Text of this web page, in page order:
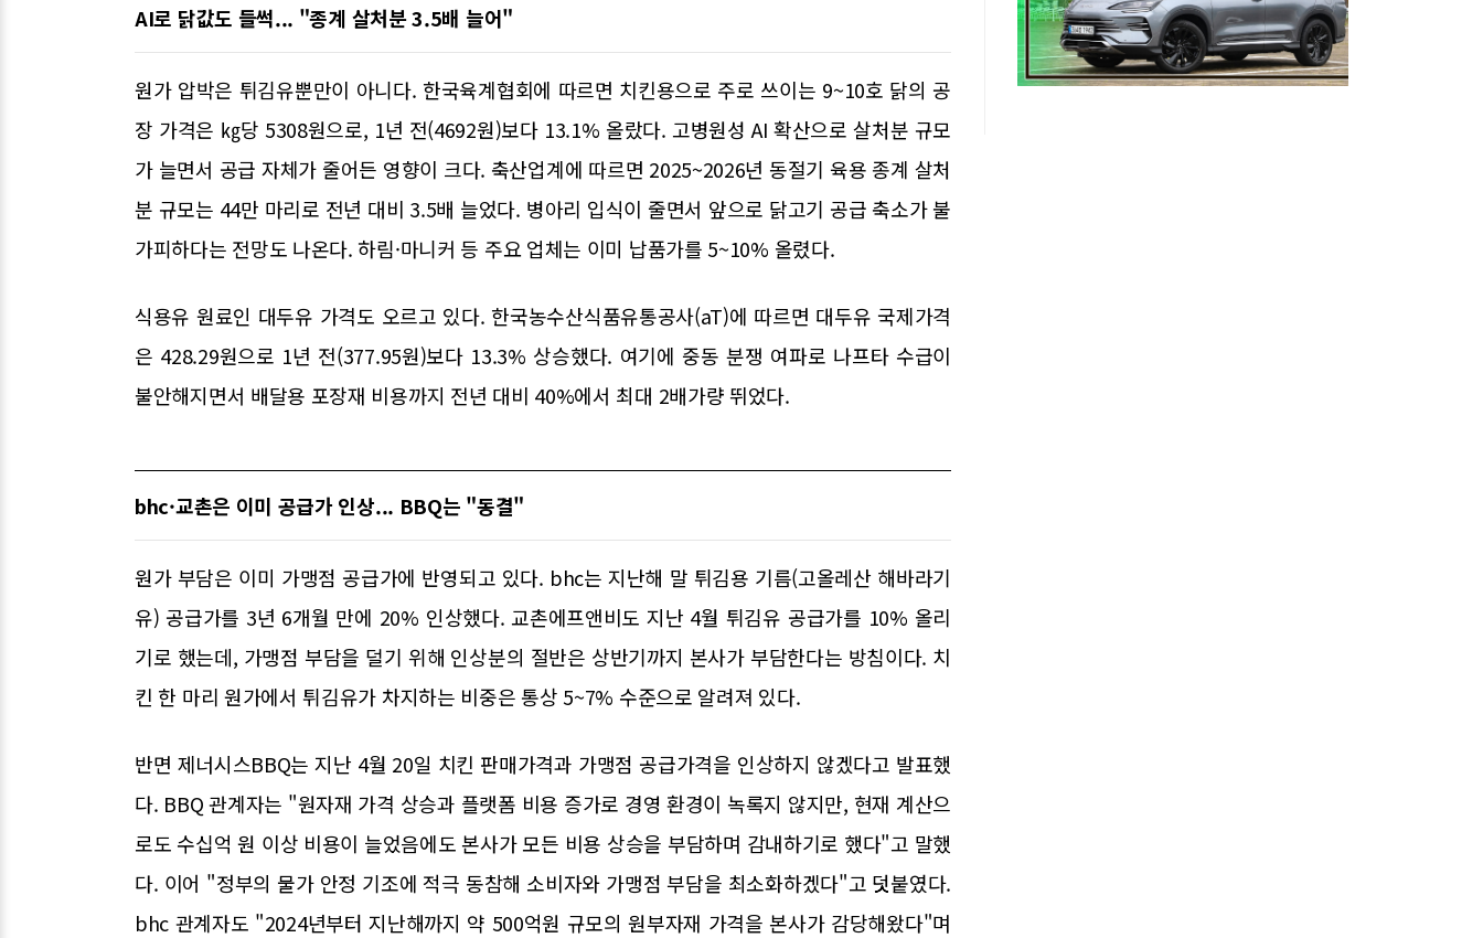
AI로 닭값도 들썩... "종계 살처분 3.5배 늘어"
원가 압박은 튀김유뿐만이 아니다. 한국육계협회에 따르면 치킨용으로 주로 쓰이는 9~10호 닭의 공
장 가격은 ㎏당 5308원으로, 1년 전(4692원)보다 13.1% 올랐다. 고병원성 AI 확산으로 살처분 규모
가 늘면서 공급 자체가 줄어든 영향이 크다. 축산업계에 따르면 2025~2026년 동절기 육용 종계 살처
분 규모는 44만 마리로 전년 대비 3.5배 늘었다. 병아리 입식이 줄면서 앞으로 닭고기 공급 축소가 불
가피하다는 전망도 나온다. 하림·마니커 등 주요 업체는 이미 납품가를 5~10% 올렸다.
식용유 원료인 대두유 가격도 오르고 있다. 한국농수산식품유통공사(aT)에 따르면 대두유 국제가격
은 428.29원으로 1년 전(377.95원)보다 13.3% 상승했다. 여기에 중동 분쟁 여파로 나프타 수급이
불안해지면서 배달용 포장재 비용까지 전년 대비 40%에서 최대 2배가량 뛰었다.
bhc·교촌은 이미 공급가 인상... BBQ는 "동결"
원가 부담은 이미 가맹점 공급가에 반영되고 있다. bhc는 지난해 말 튀김용 기름(고올레산 해바라기
유) 공급가를 3년 6개월 만에 20% 인상했다. 교촌에프앤비도 지난 4월 튀김유 공급가를 10% 올리
기로 했는데, 가맹점 부담을 덜기 위해 인상분의 절반은 상반기까지 본사가 부담한다는 방침이다. 치
킨 한 마리 원가에서 튀김유가 차지하는 비중은 통상 5~7% 수준으로 알려져 있다.
반면 제너시스BBQ는 지난 4월 20일 치킨 판매가격과 가맹점 공급가격을 인상하지 않겠다고 발표했
다. BBQ 관계자는 "원자재 가격 상승과 플랫폼 비용 증가로 경영 환경이 녹록지 않지만, 현재 계산으
로도 수십억 원 이상 비용이 늘었음에도 본사가 모든 비용 상승을 부담하며 감내하기로 했다"고 말했
다. 이어 "정부의 물가 안정 기조에 적극 동참해 소비자와 가맹점 부담을 최소화하겠다"고 덧붙였다.
bhc 관계자도 "2024년부터 지난해까지 약 500억원 규모의 원부자재 가격을 본사가 감당해왔다"며